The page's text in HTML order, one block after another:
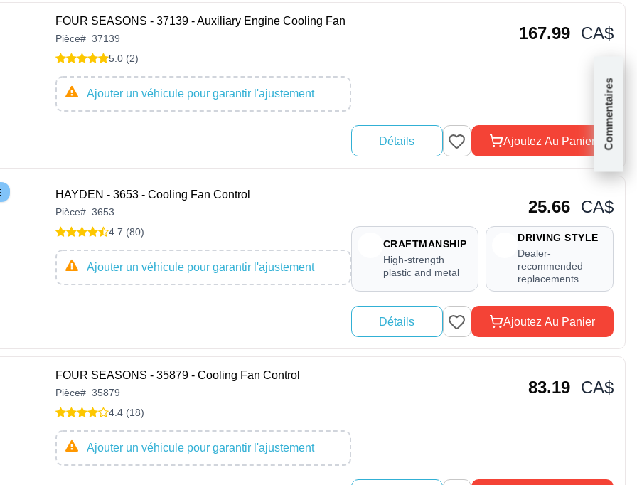
Commentaires
FOUR SEASONS - 37139 - Auxiliary Engine Cooling Fan
Pièce# 37139
5.0 (2)
Ajouter un véhicule pour garantir l'ajustement
167.99 CA$
Détails Ajoutez Au Panier
HAYDEN - 3653 - Cooling Fan Control
Pièce# 3653
4.7 (80)
Ajouter un véhicule pour garantir l'ajustement
25.66 CA$
CRAFTMANSHIP
High-strength
plastic and metal
DRIVING STYLE
Dealer-
recommended
replacements
Détails Ajoutez Au Panier
FOUR SEASONS - 35879 - Cooling Fan Control
Pièce# 35879
4.4 (18)
Ajouter un véhicule pour garantir l'ajustement
83.19 CA$